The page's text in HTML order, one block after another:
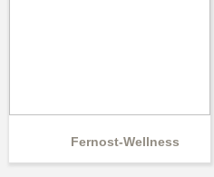
Fernost-Wellness